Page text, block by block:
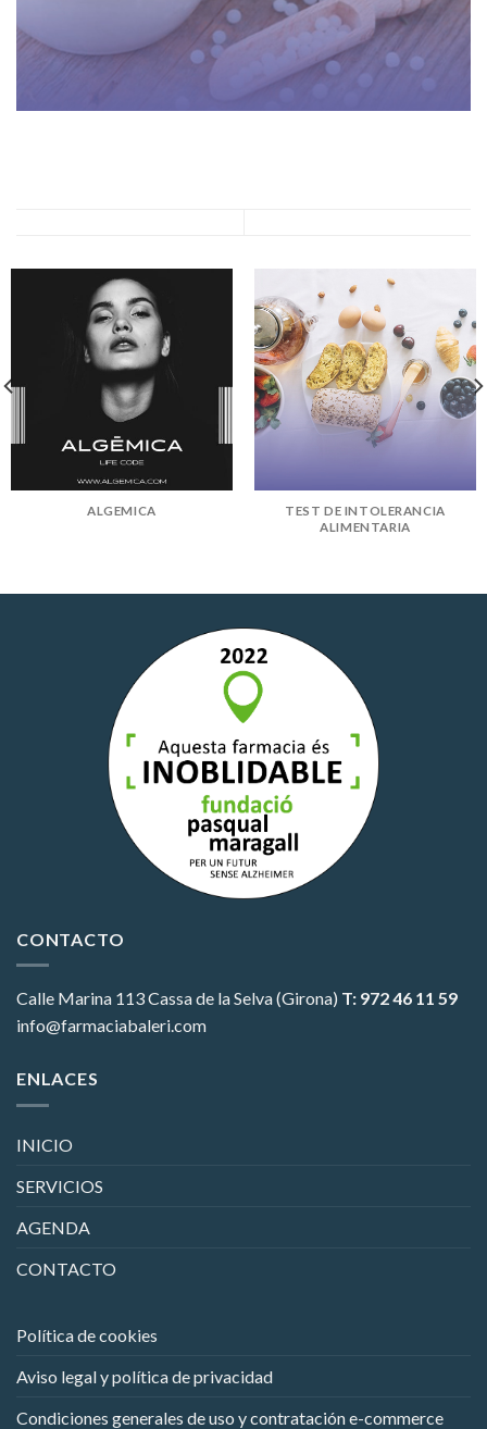
ALGEMICA
TEST DE INTOLERANCIA
ALIMENTARIA
CONTACTO
Calle Marina 113Cassa de la Selva (Girona) T: 972 46 11 59
info@farmaciabaleri.com
ENLACES
INICIO
SERVICIOS
AGENDA
CONTACTO
Política de cookies
Aviso legal y política de privacidad
Condiciones generales de uso y contratación e-commerce